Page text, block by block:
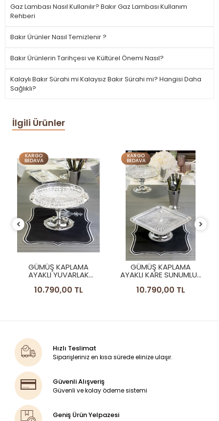
Gaz Lambası Nasıl Kullanılır? Bakır Gaz Lambası Kullanım
Rehberi
Bakır Ürünler Nasıl Temizlenir ?
Bakır Ürünlerin Tarihçesi ve Kültürel Önemi Nasıl?
Kalaylı Bakır Sürahi mi Kalaysız Bakır Sürahi mi? Hangisi Daha
Sağlıklı?
İlgili Ürünler
KARGO
BEDAVA
GÜMÜŞ KAPLAMA
AYAKLI YUVARLAK
BORDÜR CAMLI MODEL
10.790,00 TL
KARGO
BEDAVA
GÜMÜŞ KAPLAMA
AYAKLI KARE SUNUMLUK
MODEL
10.790,00 TL
Hızlı Teslimat
Siparişleriniz en kısa sürede elinize ulaşır.
Güvenli Alışveriş
Güvenli ve kolay ödeme sistemi
Geniş Ürün Yelpazesi